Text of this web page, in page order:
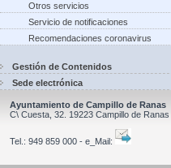
Otros servicios
Servicio de notificaciones
Recomendaciones coronavirus
Gestión de Contenidos
Sede electrónica
Ayuntamiento de Campillo de Ranas
C\ Cuesta, 32. 19223 Campillo de Ranas
Tel.: 949 859 000 - e_Mail: